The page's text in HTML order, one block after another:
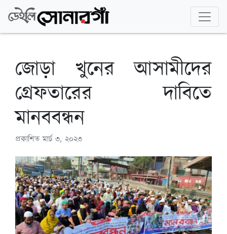
জোড়া খুনের আসামীদের
গ্রেফতারের দাবিতে
মানববন্ধন
প্রকাশিতমার্চ ৩, ২০২৩